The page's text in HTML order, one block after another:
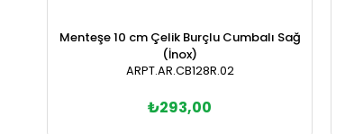
Menteşe 10 cm Çelik Burçlu Cumbalı Sağ
(İnox)
ARPT.AR.CB128R.02
₺293,00